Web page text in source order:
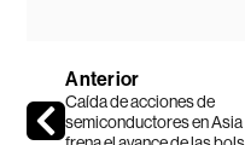
Anterior
Caída de acciones de
semiconductores en Asia